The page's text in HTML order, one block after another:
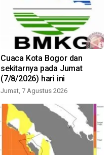
Cuaca Kota Bogor dan
sekitarnya pada Jumat
(7/8/2026) hari ini
Jumat, 7 Agustus 2026